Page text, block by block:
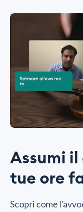
Assumi
tue ore
Scopri come